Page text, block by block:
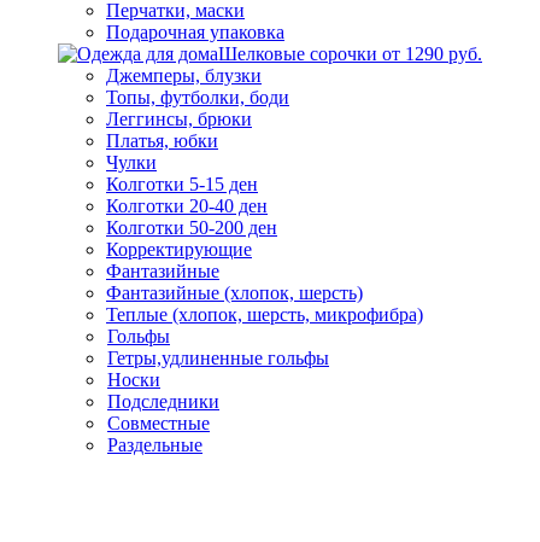
Перчатки, маски
Подарочная упаковка
Шелковые сорочки от 1290 руб.
Джемперы, блузки
Топы, футболки, боди
Леггинсы, брюки
Платья, юбки
Чулки
Колготки 5-15 ден
Колготки 20-40 ден
Колготки 50-200 ден
Корректирующие
Фантазийные
Фантазийные (хлопок, шерсть)
Теплые (хлопок, шерсть, микрофибра)
Гольфы
Гетры,удлиненные гольфы
Носки
Подследники
Совместные
Раздельные